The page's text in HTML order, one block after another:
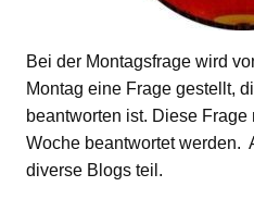
Bei der Montagsfrage wird
Montag eine Frage gestellt,
beantworten ist. Diese
Woche beantwortet werden.
diverse Blogs teil.